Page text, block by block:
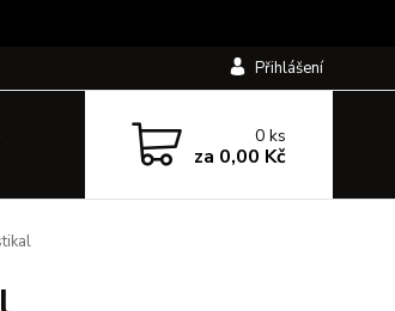
Přihlášení
0ks
za 0,00 Kč